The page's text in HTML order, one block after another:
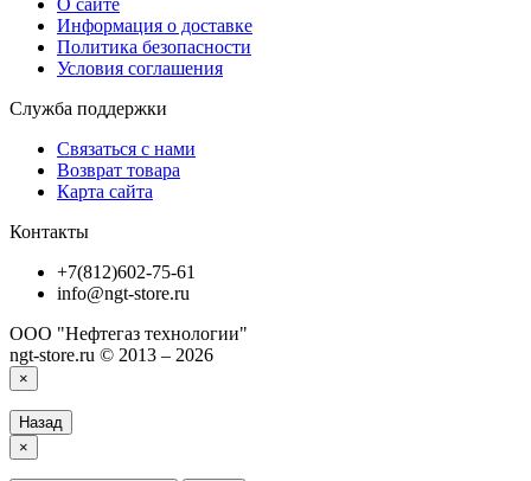
О сайте
Информация о доставке
Политика безопасности
Условия соглашения
Служба поддержки
Связаться с нами
Возврат товара
Карта сайта
Контакты
+7(812)602-75-61
info@ngt-store.ru
ООО "Нефтегаз технологии"
ngt-store.ru © 2013 – 2026
×
Назад
×